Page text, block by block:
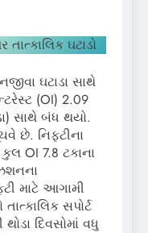
ઘટાડો
ઘટાડા સાથે
(OI) 2.09
સાથે બંધ થયો.
છે. નિફ્ટીના
OI 7.8 ટકાના
માટે આગામી
સપોર્ટ
દિવસોમાં વધુ